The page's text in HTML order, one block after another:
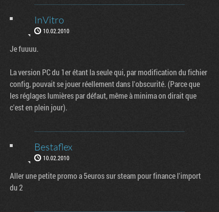
InVitro
10.02.2010
Je fuuuu.
La version PC du 1er étant la seule qui, par modification du fichier
config, pouvait se jouer réellement dans l'obscurité. (Parce que
les réglages lumières par défaut, même à minima on dirait que
c'est en plein jour).
Bestaflex
10.02.2010
Aller une petite promo a 5euros sur steam pour finance l'import
du 2